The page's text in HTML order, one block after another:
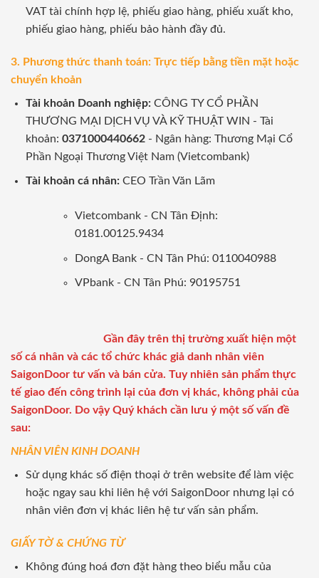
VAT tài chính hợp lệ, phiếu giao hàng, phiếu xuất kho,
phiếu giao hàng, phiếu bảo hành đầy đủ.
3. Phương thức thanh toán: Trực tiếp bằng tiền mặt hoặc
chuyển khoản
Tài khoản Doanh nghiệp:CÔNG TY CỔ PHẦN
THƯƠNG MẠI DỊCH VỤ VÀ KỸ THUẬT WIN - Tài
khoản: 0371000440662- Ngân hàng: Thương Mại Cổ
Phần Ngoại Thương Việt Nam (Vietcombank)
Tài khoản cá nhân: CEO Trần Văn Lãm
Vietcombank - CN Tân Định:
0181.00125.9434
DongA Bank - CN Tân Phú: 0110040988
VPbank - CN Tân Phú: 90195751
Gần đây trên thị trường xuất hiện một
số cá nhân và các tổ chức khác giả danh nhân viên
SaigonDoor tư vấn và bán cửa. Tuy nhiên sản phẩm thực
tế giao đến công trình lại của đơn vị khác, không phải của
SaigonDoor. Do vậy Quý khách cần lưu ý một số vấn đề
sau:
NHÂN VIÊN KINH DOANH
Sử dụng khác số điện thoại ở trên website để làm việc
hoặc ngay sau khi liên hệ với SaigonDoor nhưng lại có
nhân viên đơn vị khác liên hệ tư vấn sản phẩm.
GIẤY TỜ & CHỨNG TỪ
Không đúng hoá đơn đặt hàng theo biểu mẫu của